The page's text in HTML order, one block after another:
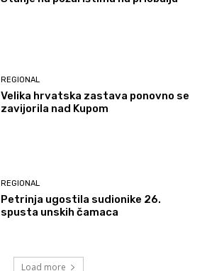
REGIONAL
Velika hrvatska zastava ponovno se
zavijorila nad Kupom
REGIONAL
Petrinja ugostila sudionike 26.
spusta unskih čamaca
Load more